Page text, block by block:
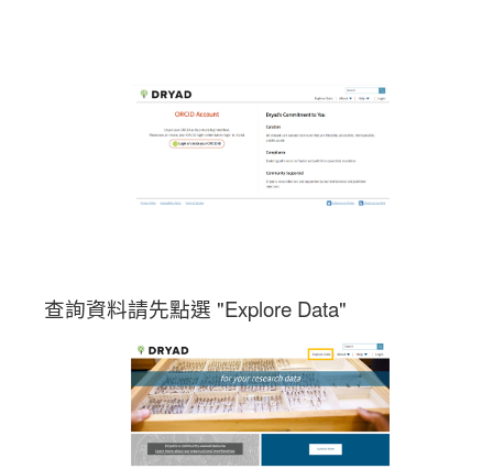
查詢資料請先點選 "Explore Data"